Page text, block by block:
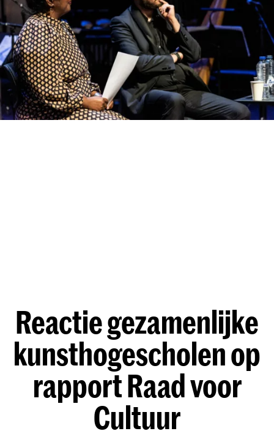
Reactie gezamenlijke
kunsthogescholen op
rapport Raad voor
Cultuur